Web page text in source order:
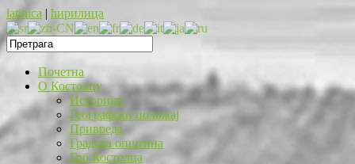
latinica | ћирилица
Почетна
O Костолцу
Историјат
Географски положај
Привреда
Градска општина
Грб Костолца